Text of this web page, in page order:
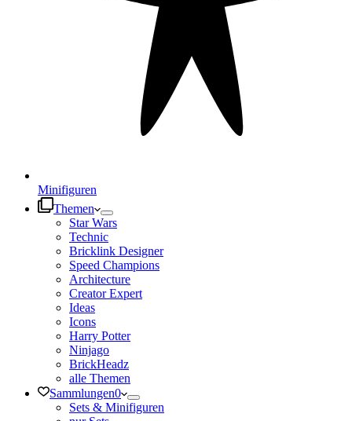
Minifiguren
Themen
Star Wars
Technic
Bricklink Designer
Speed Champions
Architecture
Creator Expert
Ideas
Icons
Harry Potter
Ninjago
BrickHeadz
alle Themen
Sammlungen0
Sets & Minifiguren